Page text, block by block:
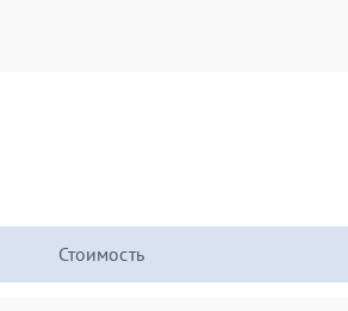
Стоимость